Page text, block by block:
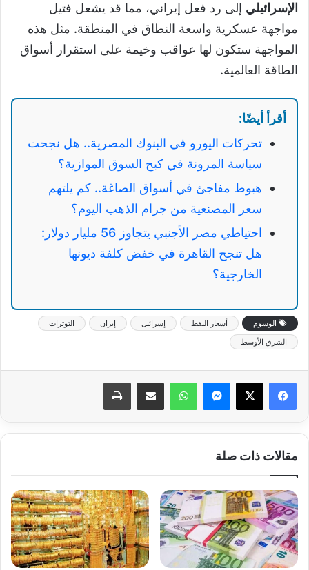
الإسرائيلي إلى رد فعل إيراني، مما قد يشعل فتيل
مواجهة عسكرية واسعة النطاق في المنطقة. مثل هذه
المواجهة ستكون لها عواقب وخيمة على استقرار أسواق
الطاقة العالمية.
أقرأ أيضًا:
تحركات اليورو في البنوك المصرية.. هل نجحت
سياسة المرونة في كبح السوق الموازية؟
هبوط مفاجئ في أسواق الصاغة.. كم يلتهم
سعر المصنعية من جرام الذهب اليوم؟
احتياطي مصر الأجنبي يتجاوز 56 مليار دولار:
هل تنجح القاهرة في خفض كلفة ديونها
الخارجية؟
الوسوم أسعار النفط إسرائيل إيران
التوترات
الشرق الأوسط
ماسنجر واتساب مشاركة عبر البريد طباعة
مقالات ذات صلة